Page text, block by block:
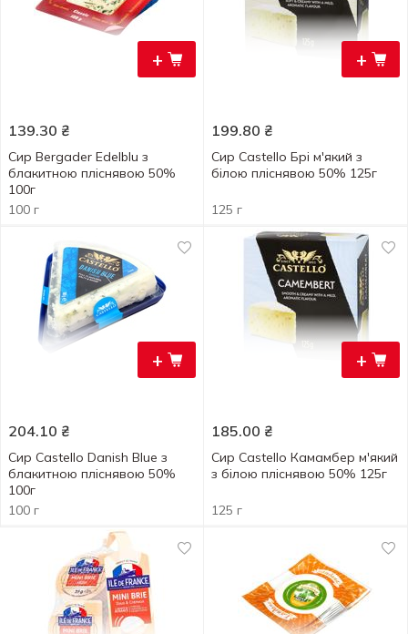
+
139.30 ₴
Сир Bergader Edelblu з
блакитною пліснявою 50%
100г
100 г
+
199.80 ₴
Сир Castello Брі м'який з
білою пліснявою 50% 125г
125 г
+
204.10 ₴
Сир Castello Danish Blue з
блакитною пліснявою 50%
100г
100 г
+
185.00 ₴
Сир Castello Камамбер м'який
з білою пліснявою 50% 125г
125 г